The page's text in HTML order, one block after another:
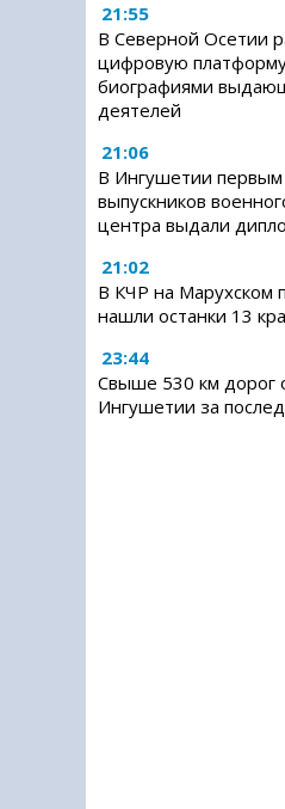
21:55
В Северной Осетии
цифровую
биографиями
деятелей
21:06
В Ингушетии
выпускников
центра выдали
21:02
В КЧР на Марухском
нашли останки 13
23:44
Свыше 530 км дорог
Ингушетии за